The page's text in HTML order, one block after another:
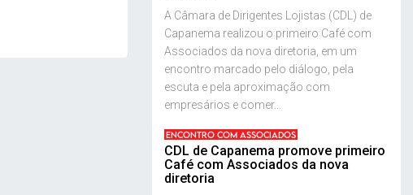
A Câmara de Dirigentes Lojistas (CDL) de
Capanema realizou o primeiro Café com
Associados da nova diretoria, em um
encontro marcado pelo diálogo, pela
escuta e pela aproximação com
empresários e comer...
ENCONTRO COM ASSOCIADOS
CDL de Capanema promove primeiro
Café com Associados da nova
diretoria